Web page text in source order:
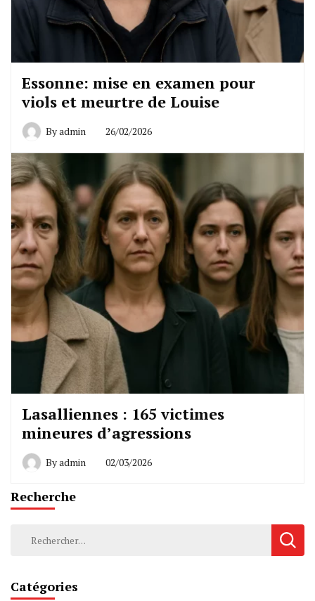
Essonne: mise en examen pour
viols et meurtre de Louise
Byadmin 26/02/2026
Lasalliennes : 165 victimes
mineures d’agressions
Byadmin 02/03/2026
Recherche
Rechercher :
Catégories